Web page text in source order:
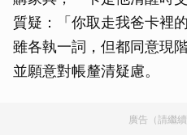
質疑：「你取走我爸卡裡
雖各執一詞，但都同意現
並願意對帳釐清疑慮。
廣告（請繼續